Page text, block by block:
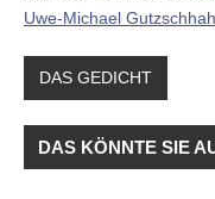
Uwe-Michael
DAS GEDICHT
DAS KÖNNTE SIE